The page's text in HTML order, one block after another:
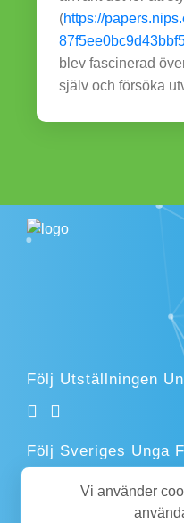
(https://
blev fascinerad
själv och försöka
Följ Utställningen
Följ Sveriges Unga
Vi använder